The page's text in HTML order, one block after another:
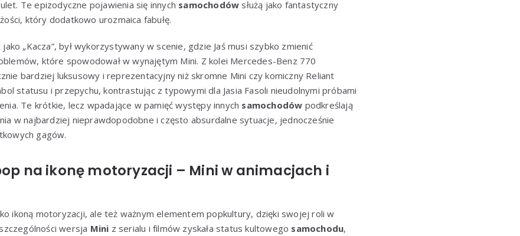
Te epizodyczne pojawienia się innych samochodów służą jako fantastyczny
który dodatkowo urozmaica fabułę.
„Kacza”, był wykorzystywany w scenie, gdzie Jaś musi szybko zmienić
które spowodował w wynajętym Mini. Z kolei Mercedes-Benz 770
bardziej luksusowy i reprezentacyjny niż skromne Mini czy komiczny Reliant
statusu i przepychu, kontrastując z typowymi dla Jasia Fasoli nieudolnymi próbami
Te krótkie, lecz wpadające w pamięć występy innych samochodów podkreślają
w najbardziej nieprawdopodobne i często absurdalne sytuacje, jednocześnie
gagów.
na ikonę motoryzacji – Mini w animacjach i
ikoną motoryzacji, ale też ważnym elementem popkultury, dzięki swojej roli w
wersja Mini z serialu i filmów zyskała status kultowego samochodu,